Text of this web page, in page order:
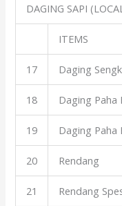
DAGING SAPI
ITEMS
17 Daging
18 Daging Paha
19 Daging Paha
20 Rendang
21 Rendang